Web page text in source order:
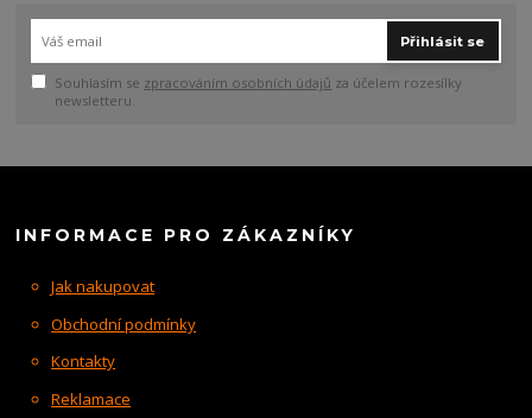
Přihlásit se
Souhlasím se zpracováním osobních údajů za účelem rozesílky
newsletteru.
INFORMACE PRO ZÁKAZNÍKY
Jak nakupovat
Obchodní podmínky
Kontakty
Reklamace